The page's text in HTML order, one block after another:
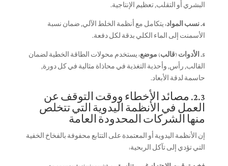
البشري أو التقلب, تعظيم الإنتاجية.
4. نسب المواد:
يتكامل مع أنظمة الخلط الآلي, ضمان نسبة
الأسمنت إلى الماء الكلي بدقة لكل دفعة.
5. الأدوات (قالب) موضع:
يستخدم محولات الطاقة الخطية لضمان
القالب, رأس, وأحذية التغذية في محاذاة مثالية في كل دورة,
حاسمة لدقة الأبعاد.
2.3. مصائد الأخطاء ووقت التوقف عن
العمل في الأنظمة اليدوية التي تتخلص
منها الشركات المحدودة العامة
إن الأنظمة اليدوية أو المعتمدة على التتابع محفوفة بالفخاخ الخفية
التي تؤدي إلى تآكل الربحية: